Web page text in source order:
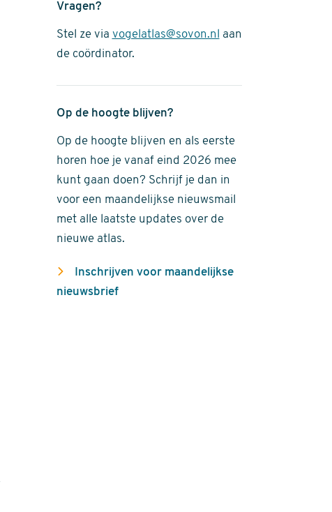
Vragen?
Stel ze via vogelatlas@sovon.nl
aan
de coördinator.
Op de hoogte blijven?
Op de hoogte blijven en als eerste
horen hoe je vanaf eind 2026 mee
kunt gaan doen? Schrijf je dan in
voor een maandelijkse nieuwsmail
met alle laatste updates over de
nieuwe atlas.
Inschrijven voor maandelijkse
nieuwsbrief